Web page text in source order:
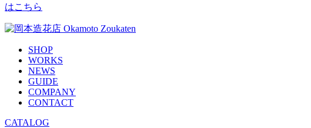
はこちら
SHOP
WORKS
NEWS
GUIDE
COMPANY
CONTACT
CATALOG